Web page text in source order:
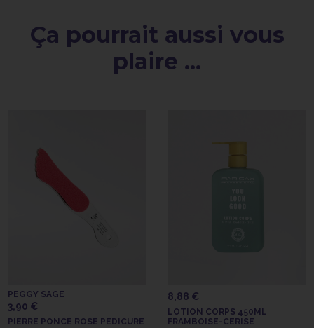
Ça pourrait aussi vous
plaire ...
PEGGY SAGE
3,90 €
PIERRE PONCE ROSE PEDICURE
8,88 €
LOTION CORPS 450ML
FRAMBOISE-CERISE